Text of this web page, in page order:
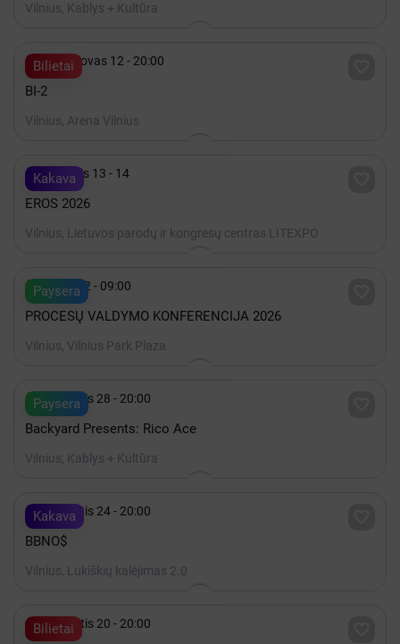
Vilnius, Kablys + Kultūra
Bilietai
 2027 Kovas 12 - 20:00
BI-2
Vilnius, Arena Vilnius
Kakava
 Lapkritis 13 - 14
EROS 2026
Vilnius, Lietuvos parodų ir kongresų centras LITEXPO
Paysera
 Spalis 22 - 09:00
PROCESŲ VALDYMO KONFERENCIJA 2026
Vilnius, Vilnius Park Plaza
Paysera
 Rugpjūtis 28 - 20:00
Backyard Presents: Rico Ace
Vilnius, Kablys + Kultūra
Kakava
 Rugpjūtis 24 - 20:00
BBNO$
Vilnius, Lukiškių kalėjimas 2.0
Bilietai
 Rugpjūtis 20 - 20:00